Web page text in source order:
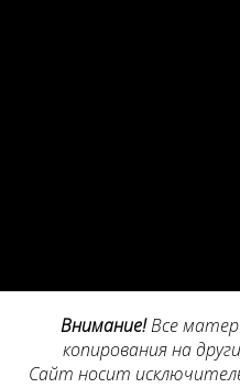
Внимание!Все
копирования на
Сайт носит